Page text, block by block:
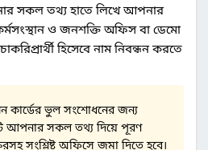
সকল তথ্য হাতে লিখে আপনার
ও জনশক্তি অফিস বা ডেমো
হিসেবে নাম নিবন্ধন করতে
কার্ডের ভুল সংশোধনের জন্য
আপনার সকল তথ্য দিয়ে পূরণ
সংশ্লিষ্ট অফিসে জমা দিতে হবে।